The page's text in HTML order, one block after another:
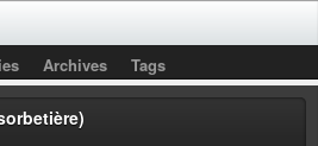
Archives Tags